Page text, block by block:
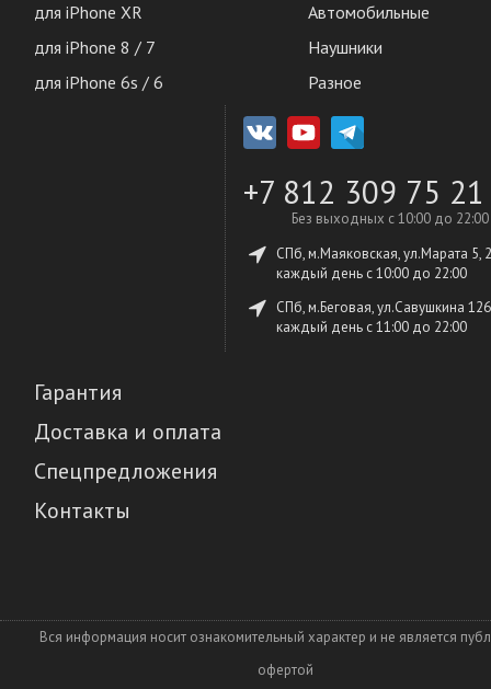
для iPhone XR
для iPhone 8 / 7
для iPhone 6s / 6
Автомобильные
Наушники
Разное
+7 812 309 75 21
Без выходных с 10:00 до 22:00
СПб, м.Маяковская, ул.Марата 5,
каждый день c 10:00 до 22:00
СПб, м.Беговая, ул.Савушкина
каждый день c 11:00 до 22:00
Гарантия
Доставка и оплата
Спецпредложения
Контакты
Вся информация носит ознакомительный характер и не является
офертой